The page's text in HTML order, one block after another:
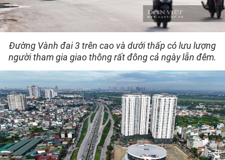
Đường Vành đai 3 trên cao và dưới thấp có lưu lượng
người tham gia giao thông rất đông cả ngày lẫn đêm.